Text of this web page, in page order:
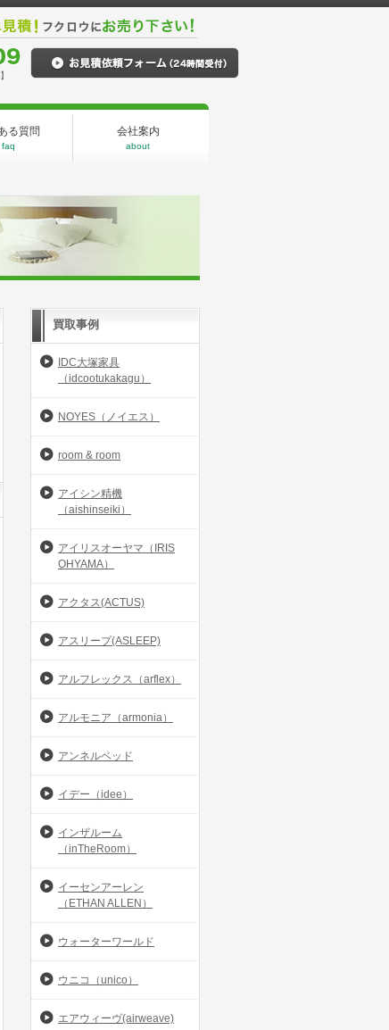
る質問
faq
会社案内
about
買取事例
IDC大塚家具
（idcootukakagu）
NOYES（ノイエス）
room & room
アイシン精機
（aishinseiki）
アイリスオーヤマ（IRIS
OHYAMA）
アクタス(ACTUS)
アスリープ(ASLEEP)
アルフレックス（arflex）
アルモニア（armonia）
アンネルベッド
イデー（idee）
インザルーム
（inTheRoom）
イーセンアーレン
（ETHAN ALLEN）
ウォーターワールド
ウニコ（unico）
エアウィーヴ(airweave)